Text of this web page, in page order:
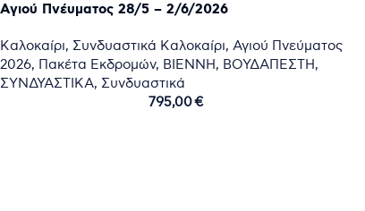
Aγιού Πνέυματος 28/5 – 2/6/2026
Καλοκαίρι, Συνδυαστικά Καλοκαίρι, Αγιού Πνεύματος
2026, Πακέτα Εκδρομών, ΒΙΕΝΝΗ, ΒΟΥΔΑΠΕΣΤΗ,
ΣΥΝΔΥΑΣΤΙΚΑ, Συνδυαστικά
795,00€